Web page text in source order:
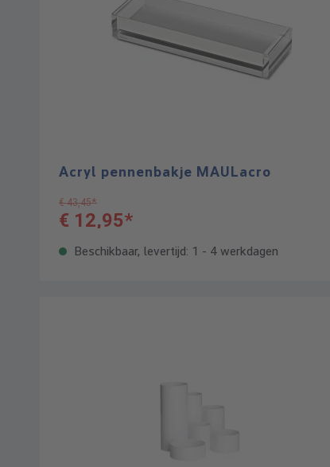
Acryl pennenbakje MAULacro
€ 43,45*
€ 12,95*
Beschikbaar, levertijd: 1 - 4 werkdagen